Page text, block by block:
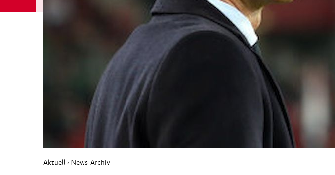
Aktuell › News-Archiv